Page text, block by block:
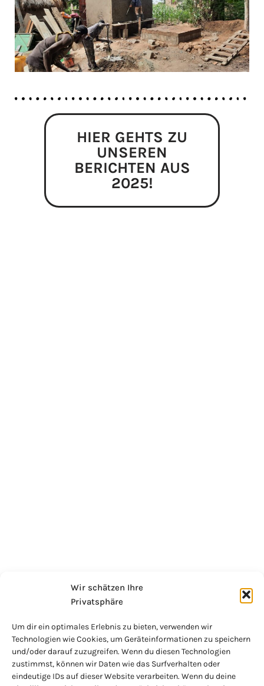
Wir schätzen Ihre
Privatsphäre
Um dir ein optimales Erlebnis zu bieten, verwenden wir
Technologien wie Cookies, um Geräteinformationen zu speichern
und/oder darauf zuzugreifen. Wenn du diesen Technologien
zustimmst, können wir Daten wie das Surfverhalten oder
eindeutige IDs auf dieser Website verarbeiten. Wenn du deine
HIER GEHTS ZU
UNSEREN
BERICHTEN AUS
2025!